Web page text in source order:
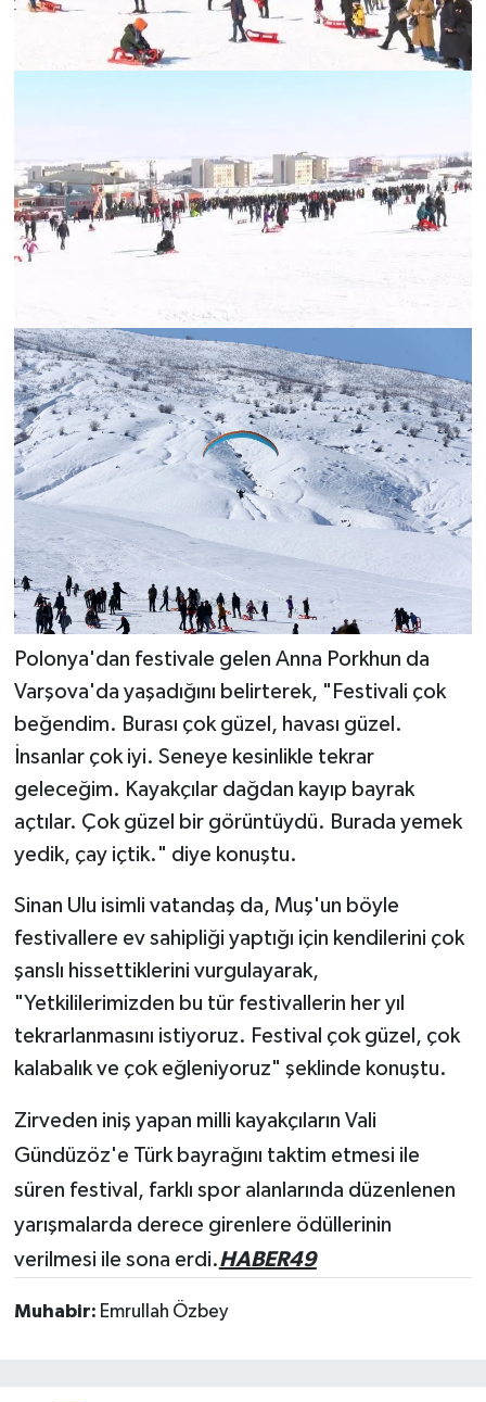
Polonya'dan festivale gelen Anna Porkhun da
Varşova'da yaşadığını belirterek, "Festivali çok
beğendim. Burası çok güzel, havası güzel.
İnsanlar çok iyi. Seneye kesinlikle tekrar
geleceğim. Kayakçılar dağdan kayıp bayrak
açtılar. Çok güzel bir görüntüydü. Burada yemek
yedik, çay içtik." diye konuştu.
Sinan Ulu isimli vatandaş da, Muş'un böyle
festivallere ev sahipliği yaptığı için kendilerini çok
şanslı hissettiklerini vurgulayarak,
"Yetkililerimizden bu tür festivallerin her yıl
tekrarlanmasını istiyoruz. Festival çok güzel, çok
kalabalık ve çok eğleniyoruz" şeklinde konuştu.
Zirveden iniş yapan milli kayakçıların Vali
Gündüzöz'e Türk bayrağını taktim etmesi ile
süren festival, farklı spor alanlarında düzenlenen
yarışmalarda derece girenlere ödüllerinin
verilmesi ile sona erdi.HABER49
Muhabir: Emrullah Özbey